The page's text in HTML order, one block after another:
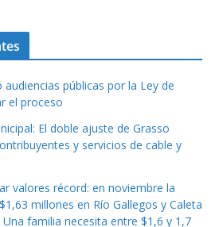
audiencias públicas por la Ley de
el proceso
El doble ajuste de Grasso
y servicios de cable y
valores récord: en noviembre la
millones en Río Gallegos y Caleta
Una familia necesita entre $1,6 y 1,7